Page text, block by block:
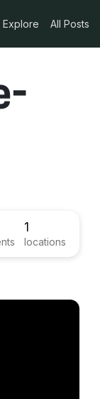
Explore All Posts
1
locations